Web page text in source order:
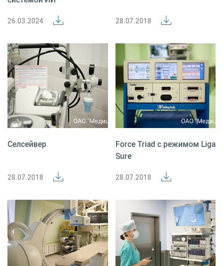
26.03.2024 28.07.2018
Селсейвер
28.07.2018
Force Triad с режимом Liga
Sure
28.07.2018